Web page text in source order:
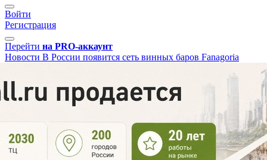
Войти
Регистрация
Перейти на PRO-аккаунт
Новости В России появится сеть винных баров Fanagoria